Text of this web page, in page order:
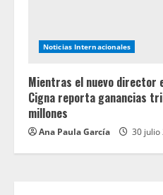
Noticias Internacionales
Mientras el nuevo director
Cigna reporta ganancias
millones
Ana Paula García 30 julio